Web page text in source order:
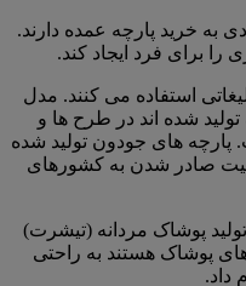
به خرید پارچه عمده دارند.
را برای فرد ایجاد کند.
استفاده می کنند. مدل
شده اند در طرح ها و
های جودون تولید شده
صادر شدن به کشورهای
تولید پوشاک مردانه (تیشرت)
پوشاک هستند به راحتی
داد.